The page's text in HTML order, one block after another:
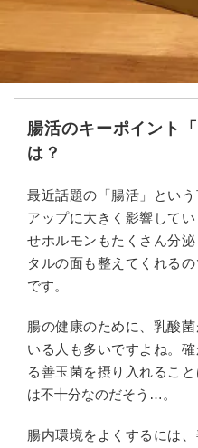
腸活のキーポイント
は？
最近話題の「腸活」とい
アップに大きく影響して
せホルモンもたくさん分
タルの面も整えてくれる
です。
腸の健康のために、乳酸
いる人も多いですよね。
る善玉菌を摂り入れるこ
は不十分なのだそう…。
腸内環境をよくするには